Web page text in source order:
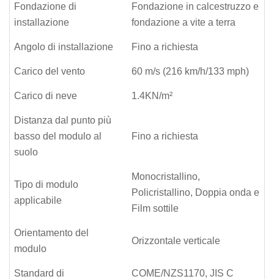
Fondazione di
installazione
Fondazione in calcestruzzo e
fondazione a vite a terra
Angolo di installazione Fino a richiesta
Carico del vento 60 m/s (216 km/h/133 mph)
Carico di neve 1.4KN/m²
Distanza dal punto più
basso del modulo al
suolo
Fino a richiesta
Tipo di modulo
applicabile
Monocristallino,
Policristallino, Doppia onda e
Film sottile
Orientamento del
modulo
Orizzontale verticale
Standard di
COME/NZS1170, JIS C